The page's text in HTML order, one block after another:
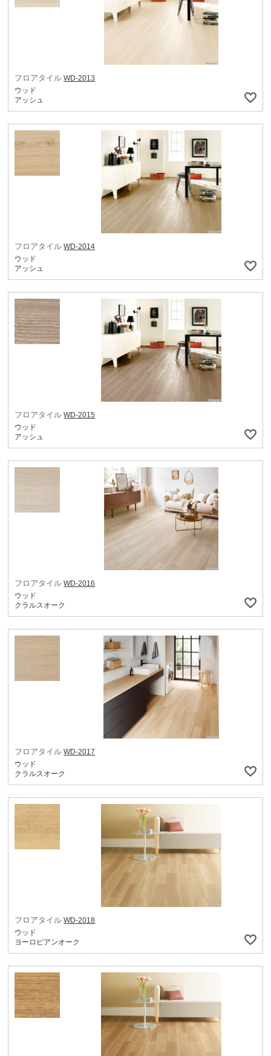
フロアタイル WD-2013
ウッド
アッシュ
フロアタイル WD-2014
ウッド
アッシュ
フロアタイル WD-2015
ウッド
アッシュ
フロアタイル WD-2016
ウッド
クラルスオーク
フロアタイル WD-2017
ウッド
クラルスオーク
フロアタイル WD-2018
ウッド
ヨーロピアンオーク